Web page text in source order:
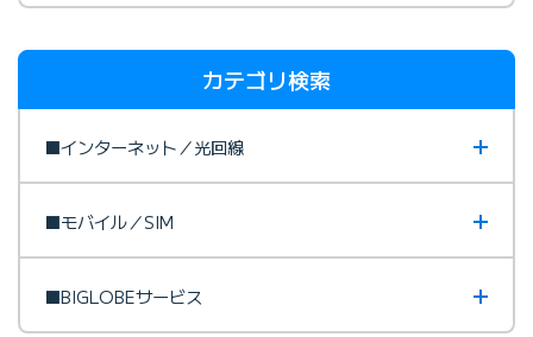
カテゴリ検索
■インターネット／光回線
■モバイル／SIM
■BIGLOBEサービス